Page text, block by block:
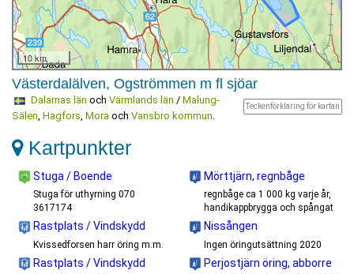
10 km
Västerdalälven, Ogströmmen m fl sjöar
Teckenförklaring för kartan
Dalarnas län och Värmlands län / Malung-
Sälen, Hagfors, Mora och Vansbro kommun.
Kartpunkter
Stuga / Boende
Stuga för uthyrning 070
3617174
Rastplats / Vindskydd
Kvissedforsen harr öring m.m.
Rastplats / Vindskydd
Mörttjärn, regnbåge
regnbåge ca 1 000 kg varje år,
handikappbrygga och spångat
Nissången
Ingen öringutsättning 2020
Perjostjärn öring, abborre